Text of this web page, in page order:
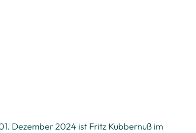
Dezember 2024 ist Fritz Kubbernuß im